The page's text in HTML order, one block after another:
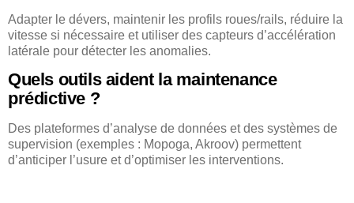
Adapter le dévers, maintenir les profils roues/rails, réduire la
vitesse si nécessaire et utiliser des capteurs d’accélération
latérale pour détecter les anomalies.
Quels outils aident la maintenance
prédictive ?
Des plateformes d’analyse de données et des systèmes de
supervision (exemples : Mopoga, Akroov) permettent
d’anticiper l’usure et d’optimiser les interventions.